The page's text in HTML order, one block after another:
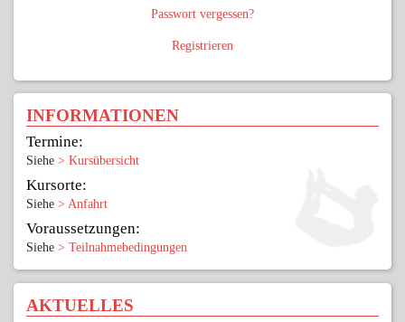
Passwort vergessen?
Registrieren
INFORMATIONEN
Termine:
Siehe > Kursübersicht
Kursorte:
Siehe > Anfahrt
Voraussetzungen:
Siehe > Teilnahmebedingungen
AKTUELLES